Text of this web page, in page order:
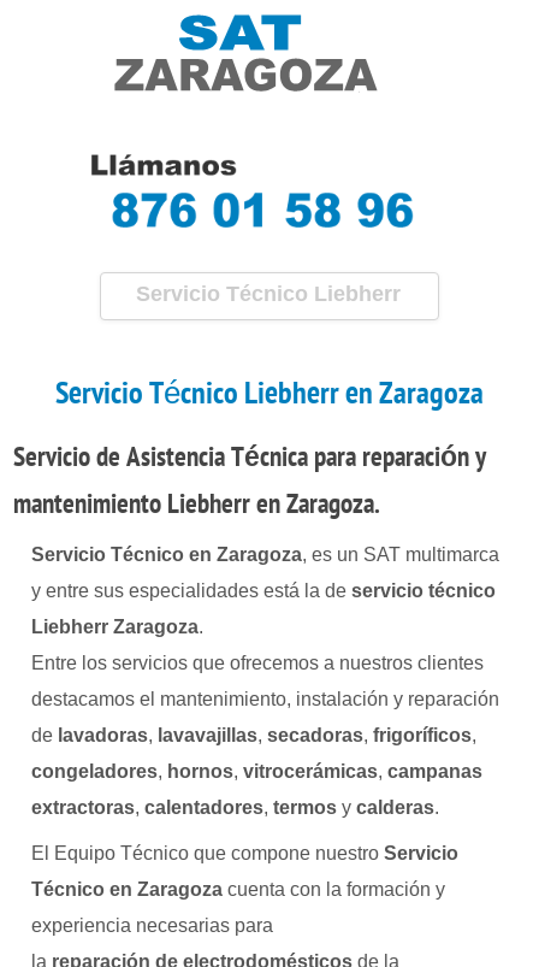
Servicio Técnico Liebherr
Servicio Técnico Liebherr en Zaragoza
Servicio de Asistencia Técnica para reparacióny
mantenimiento Liebherr en Zaragoza.
Servicio Técnico en Zaragoza, es un SAT multimarca
y entre sus especialidades está la de servicio técnico
Liebherr Zaragoza.
Entre los servicios que ofrecemos a nuestros clientes
destacamos el mantenimiento, instalación y reparación
de lavadoras, lavavajillas, secadoras, frigoríficos,
congeladores, hornos, vitrocerámicas, campanas
extractoras, calentadores, termos y calderas.
El Equipo Técnico que compone nuestro Servicio
Técnico en Zaragoza cuenta con la formación y
experiencia necesarias para
la reparación de electrodomésticos de la